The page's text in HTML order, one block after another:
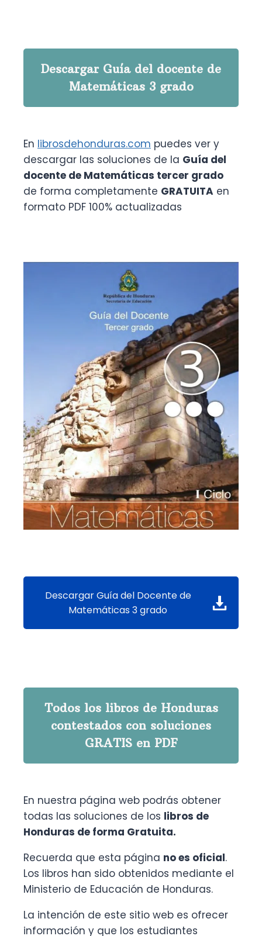
Descargar Guía del docente de
Matemáticas 3 grado
En librosdehonduras.com puedes ver y
descargar las soluciones de la Guía del
docente de Matemáticas tercer grado
de forma completamente GRATUITA en
formato PDF 100% actualizadas
Descargar Guía del Docente de
Matemáticas 3 grado
Todos los libros de Honduras
contestados con soluciones
GRATIS en PDF
En nuestra página web podrás obtener
todas las soluciones de los libros de
Honduras de forma Gratuita.
Recuerda que esta página no es oficial.
Los libros han sido obtenidos mediante el
Ministerio de Educación de Honduras.
La intención de este sitio web es ofrecer
información y que los estudiantes